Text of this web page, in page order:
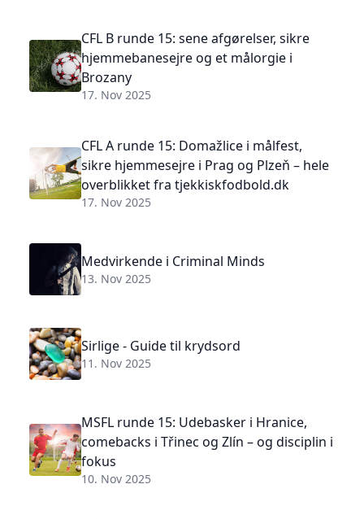
CFL B runde 15: sene afgørelser, sikre
hjemmebanesejre og et målorgie i
Brozany
17. Nov 2025
CFL A runde 15: Domažlice i målfest,
sikre hjemmesejre i Prag og Plzeň – hele
overblikket fra tjekkiskfodbold.dk
17. Nov 2025
Medvirkende i Criminal Minds
13. Nov 2025
Sirlige - Guide til krydsord
11. Nov 2025
MSFL runde 15: Udebasker i Hranice,
comebacks i Třinec og Zlín – og disciplin i
fokus
10. Nov 2025